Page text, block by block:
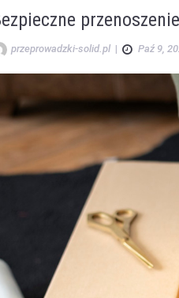
przeprowadzki-solid.pl | Paź 9,